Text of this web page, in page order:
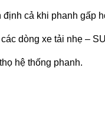
cả khi phanh gấp
dòng xe tải nhẹ –
hệ thống phanh.